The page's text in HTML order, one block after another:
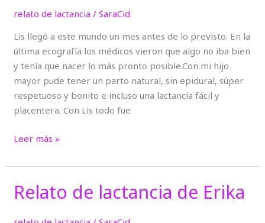
relato de lactancia /SaraCid
Lis llegó a este mundo un mes antes de lo previsto. En la
última ecografía los médicos vieron que algo no iba bien
y tenía que nacer lo más pronto posible.Con mi hijo
mayor pude tener un parto natural, sin epidural, súper
respetuoso y bonito e incluso una lactancia fácil y
placentera. Con Lis todo fue
lactancia
Alba
Leer más »
Relato de lactancia de Erika
Relato
de
lactancia